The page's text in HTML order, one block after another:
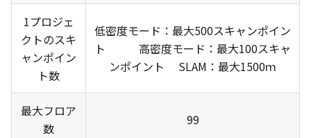
1プロジェ
クトのスキ
ャンポイン
ト数
低密度モード：最大500スキャンポイン
ト 高密度モード：最大100スキャ
ンポイント SLAM：最大1500ｍ
最大フロア
数
99